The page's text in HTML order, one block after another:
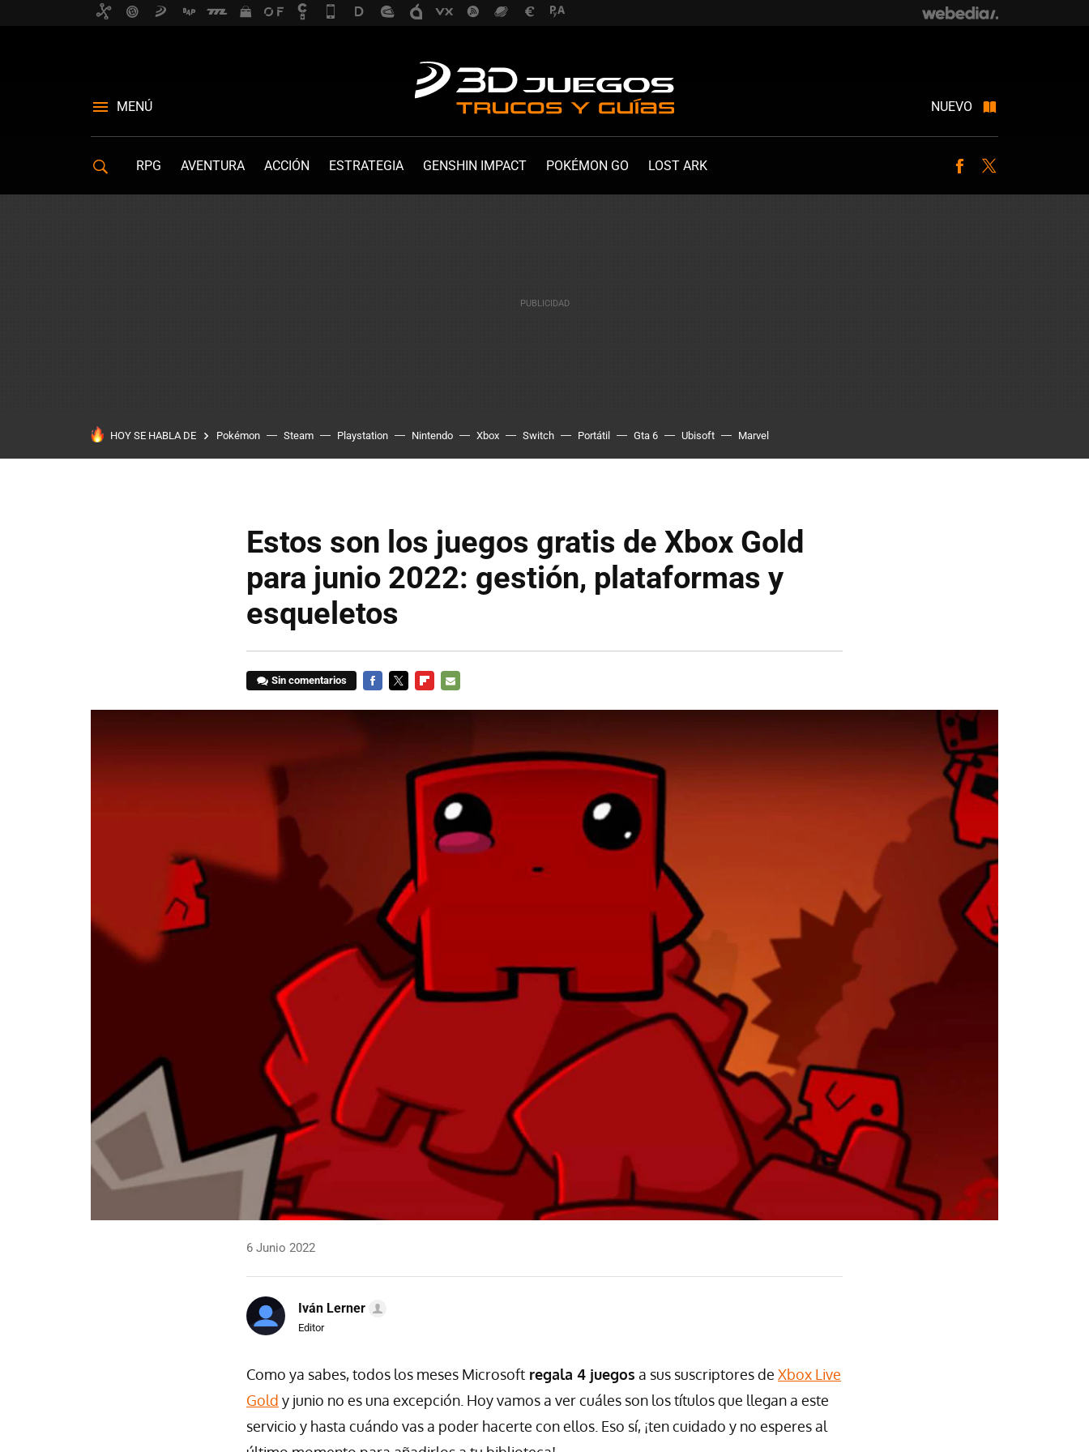
MENÚ NUEVO
RPG AVENTURA ACCIÓN ESTRATEGIA GENSHIN IMPACT POKÉMON GO LOST ARK Facebook
HOY SE HABLA DE Pokémon Steam Playstation Nintendo Xbox Switch Portátil Gta 6 Ubisoft Marvel
Estos son los juegos gratis de Xbox Gold
para junio 2022: gestión, plataformas y
esqueletos
Sin comentarios
6 Junio 2022
Iván Lerner
Editor
Como ya sabes, todos los meses Microsoft regala 4 juegos a sus suscriptores de Xbox Live
Gold y junio no es una excepción. Hoy vamos a ver cuáles son los títulos que llegan a este
servicio y hasta cuándo vas a poder hacerte con ellos. Eso sí, ¡ten cuidado y no esperes al